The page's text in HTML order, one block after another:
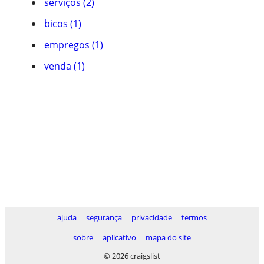
bicos (1)
empregos (1)
venda (1)
ajuda segurança privacidade
termos
sobre
aplicativo
mapa do site
© 2026 craigslist